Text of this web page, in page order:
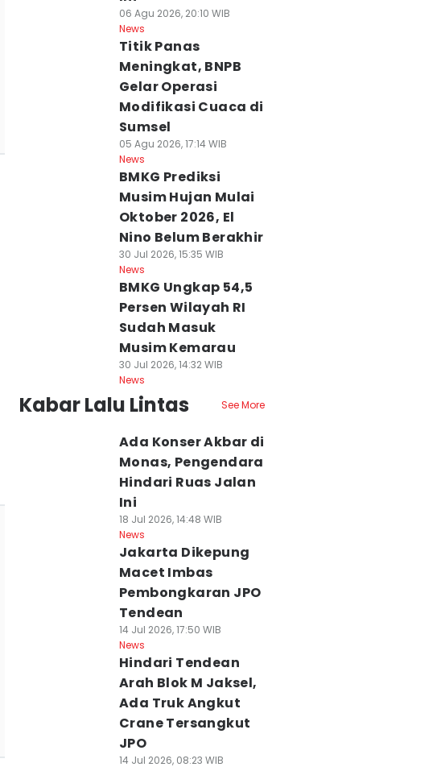
06 Agu 2026, 20:10 WIB
News
Titik Panas
Meningkat, BNPB
Gelar Operasi
Modifikasi Cuaca di
Sumsel
05 Agu 2026, 17:14 WIB
News
BMKG Prediksi
Musim Hujan Mulai
Oktober 2026, El
Nino Belum Berakhir
30 Jul 2026, 15:35 WIB
News
BMKG Ungkap 54,5
Persen Wilayah RI
Sudah Masuk
Musim Kemarau
30 Jul 2026, 14:32 WIB
News
Kabar Lalu Lintas See More
Ada Konser Akbar di
Monas, Pengendara
Hindari Ruas Jalan
Ini
18 Jul 2026, 14:48 WIB
News
Jakarta Dikepung
Macet Imbas
Pembongkaran JPO
Tendean
14 Jul 2026, 17:50 WIB
News
Hindari Tendean
Arah Blok M Jaksel,
Ada Truk Angkut
Crane Tersangkut
JPO
14 Jul 2026, 08:23 WIB